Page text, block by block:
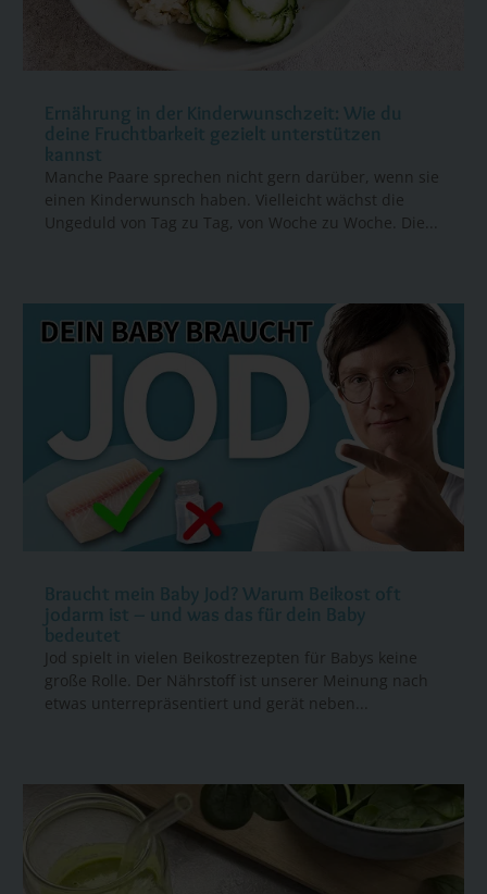
Ernährung in der Kinderwunschzeit: Wie du
deine Fruchtbarkeit gezielt unterstützen
kannst
Manche Paare sprechen nicht gern darüber, wenn sie
einen Kinderwunsch haben. Vielleicht wächst die
Ungeduld von Tag zu Tag, von Woche zu Woche. Die...
Braucht mein Baby Jod? Warum Beikost oft
jodarm ist – und was das für dein Baby
bedeutet
Jod spielt in vielen Beikostrezepten für Babys keine
große Rolle. Der Nährstoff ist unserer Meinung nach
etwas unterrepräsentiert und gerät neben...